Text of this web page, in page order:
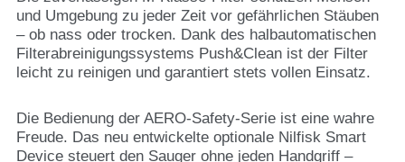
und Umgebung zu jeder Zeit vor gefährlichen Stäuben
– ob nass oder trocken. Dank des halbautomatischen
Filterabreinigungssystems Push&Clean ist der Filter
leicht zu reinigen und garantiert stets vollen Einsatz.
Die Bedienung der AERO-Safety-Serie ist eine wahre
Freude. Das neu entwickelte optionale Nilfisk Smart
Device steuert den Sauger ohne jeden Handgriff –